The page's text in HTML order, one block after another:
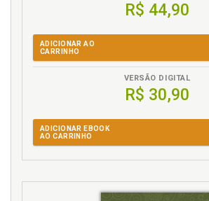
R$ 44,90
ADICIONAR AO
CARRINHO
VERSÃO DIGITAL
R$ 30,90
ADICIONAR EBOOK
AO CARRINHO